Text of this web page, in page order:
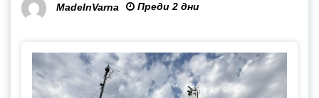
MadeInVarna Преди 2 дни